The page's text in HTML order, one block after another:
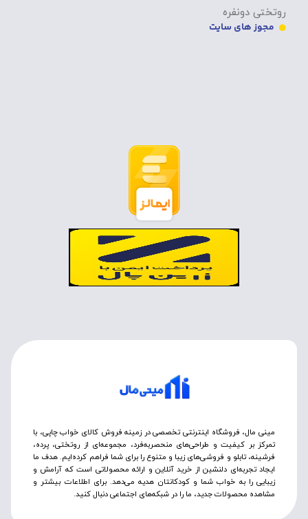
روتختی دونفره
مجوز های سایت
مینی مال، فروشگاه اینترنتی تخصصی در زمینه فروش کالای خواب چاپی، با
تمرکز بر کیفیت و طراحی‌های منحصربه‌فرد، مجموعه‌ای از روتختی‌، پرده،
فرشینه، تابلو و فروشی‌های زیبا و متنوع را برای شما فراهم کرده‌ایم. هدف ما
ایجاد تجربه‌ای دلنشین از خرید آنلاین و ارائه محصولاتی است که آرامش و
زیبایی را به خواب شما و کودکانتان هدیه می‌دهد. برای اطلاعات بیشتر و
مشاهده محصولات جدید، ما را در شبکه‌های اجتماعی دنبال کنید.